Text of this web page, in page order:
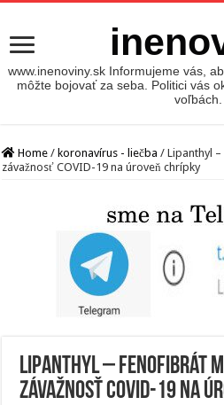
www.inenoviny.sk Informujeme vás,
môžte bojovať za seba. Politici vás
voľbách.
Home / koronavírus - liečba / Lipanthyl
závažnosť COVID-19 na úroveň chrípky
Lipanthyl – Fenofibrát
závažnosť COVID-19 na